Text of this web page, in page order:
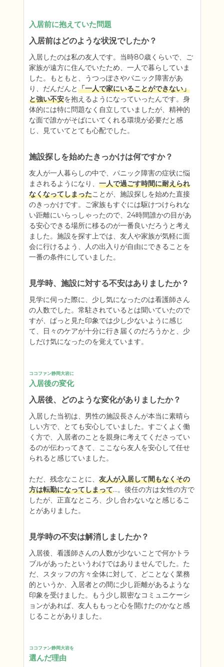
入居前に抱えていた問題
入居前はどのような状況でしたか？
入居したのは私の友人です。当時80歳くらいで、ご
家族が遠方に住んでいたため、一人で暮らしていま
した。もともと、うつっぽさやパニック障害があ
り、だんだんと「一人で家にいることができない」
と強い不安を抱えるようになっていったんです。身
体的には特に問題なく自立していましたが、精神的
な面で誰かがそばにいてくれる環境が必要だと感
じ、見ていてとても心配でした。
施設探しを始めたきっかけは何ですか？
友人が一人暮らしの中で、パニック障害の症状に悩
まされるようになり、 一人で過ごす時間に耐えられ
なくなってしまったことが、施設探しを始めた直接
のきっかけです。ご家族もすぐには駆けつけられな
い距離にいらっしゃったので、24時間誰かの目があ
る安心できる場所に移るのが一番良いだろうと考え
ました。施設を探す上では、友人や家族が気軽に面
会に行けるよう、人の出入りが自由にできることを
一番の条件にしていました。
見学時、施設に対する不安はありましたか？
見学に伺った際に、少し気になったのは看護師さん
の人数でした。常駐されているとは聞いていたので
すが、ぱっと見た印象では少し少ないように感じ
て、日々のケアが十分に行き届くのだろうかと、少
しだけ気になったのを覚えています。
ココファン静岡大岩に
入居後の変化
入居後、どのような変化がありましたか？
入居した当初は、男性の施設長さんが本当に素晴ら
しい方で、とても安心していました。すごくよく働
く方で、入居者のことを親身に考えてくださってい
るのが伝わってきて、ここなら友人を安心して任せ
られると感じていました。
ただ、残念なことに、 友人が入居して間もなくその
方は転勤になってしまって…。後任の方は女性の方で
したが、正直なところ、少し合わないなと感じるこ
とがありました。
見学時の不安は解消しましたか？
入居後、看護師さんの人数が少ないことで何かトラ
ブルがあったというわけではありませんでした。た
だ、スタッフの方々全体に対して、どことなく業務
的というか、入居者との間に少し距離があるような
印象を受けました。もう少し親密なコミュニケーシ
ョンがあれば、友人ももっと心を開けたのかなと感
じることがありました。
ココファン静岡大岩を
選んだ理由